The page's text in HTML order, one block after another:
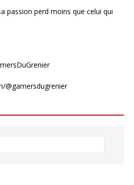
passion perd moins que celui qui
@gamersdugrenier